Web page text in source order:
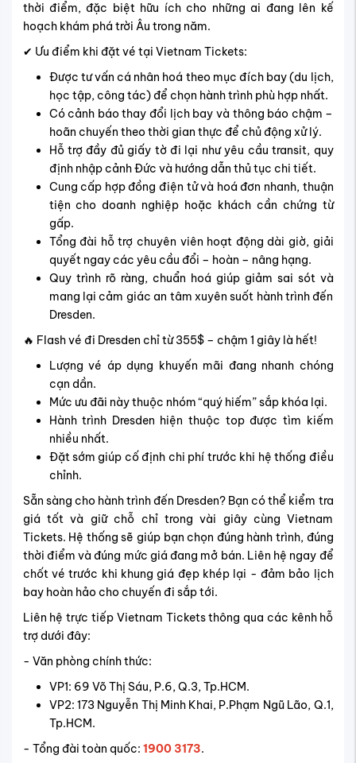
thời điểm, đặc biệt hữu ích cho những ai đang lên kế
hoạch khám phá trời Âu trong năm.
✔ Ưu điểm khi đặt vé tại Vietnam Tickets:
Được tư vấn cá nhân hoá theo mục đích bay (du lịch,
học tập, công tác) để chọn hành trình phù hợp nhất.
Có cảnh báo thay đổi lịch bay và thông báo chậm –
hoãn chuyến theo thời gian thực để chủ động xử lý.
Hỗ trợ đầy đủ giấy tờ đi lại như yêu cầu transit, quy
định nhập cảnh Đức và hướng dẫn thủ tục chi tiết.
Cung cấp hợp đồng điện tử và hoá đơn nhanh, thuận
tiện cho doanh nghiệp hoặc khách cần chứng từ
gấp.
Tổng đài hỗ trợ chuyên viên hoạt động dài giờ, giải
quyết ngay các yêu cầu đổi – hoàn – nâng hạng.
Quy trình rõ ràng, chuẩn hoá giúp giảm sai sót và
mang lại cảm giác an tâm xuyên suốt hành trình đến
Dresden.
🔥 Flash vé đi Dresden chỉ từ 355$ – chậm 1 giây là hết!
Lượng vé áp dụng khuyến mãi đang nhanh chóng
cạn dần.
Mức ưu đãi này thuộc nhóm “quý hiếm” sắp khóa lại.
Hành trình Dresden hiện thuộc top được tìm kiếm
nhiều nhất.
Đặt sớm giúp cố định chi phí trước khi hệ thống điều
chỉnh.
Sẵn sàng cho hành trình đến Dresden? Bạn có thể kiểm tra
giá tốt và giữ chỗ chỉ trong vài giây cùng Vietnam
Tickets. Hệ thống sẽ giúp bạn chọn đúng hành trình, đúng
thời điểm và đúng mức giá đang mở bán. Liên hệ ngay để
chốt vé trước khi khung giá đẹp khép lại - đảm bảo lịch
bay hoàn hảo cho chuyến đi sắp tới.
Liên hệ trực tiếp Vietnam Tickets thông qua các kênh hỗ
trợ dưới đây:
- Văn phòng chính thức:
VP1: 69 Võ Thị Sáu, P.6, Q.3, Tp.HCM.
VP2: 173 Nguyễn Thị Minh Khai, P.Phạm Ngũ Lão, Q.1,
Tp.HCM.
- Tổng đài toàn quốc: 1900 3173.